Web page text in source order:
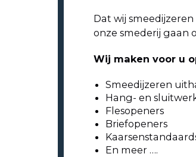
Dat wij smeedijzeren
onze smederij gaan
Wij maken voor u
Smeedijzeren
Hang- en
Flesopeners
Briefopeners
En meer ….